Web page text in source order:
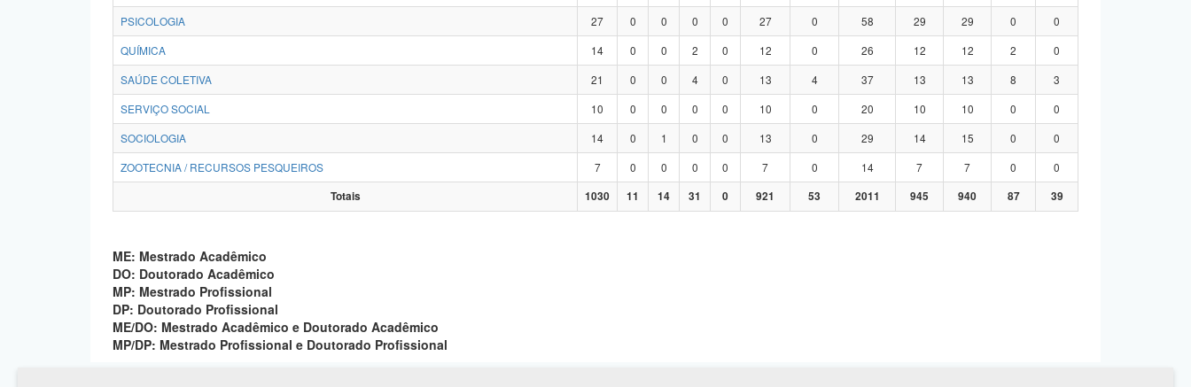
PSICOLOGIA
27 0 0 0 0 27 0 58 29 29 0
0
QUÍMICA
14 0 0 2 0 12 0 26 12 12 2
0
SAÚDE COLETIVA
21 0 0 4 0 13 4 37 13 13 8
3
SERVIÇO SOCIAL
10 0 0 0 0 10 0 20 10 10 0
0
SOCIOLOGIA
14 0 1 0 0 13 0 29 14 15 0
0
ZOOTECNIA / RECURSOS PESQUEIROS
7 0 0 0 0 7 0 14 7 7 0
0
Totais
1030 11 14 31 0 921 53 2011 945 940 87 39
ME: Mestrado Acadêmico
DO: Doutorado Acadêmico
MP: Mestrado Profissional
DP: Doutorado Profissional
ME/DO: Mestrado Acadêmico e Doutorado Acadêmico
MP/DP: Mestrado Profissional e Doutorado Profissional